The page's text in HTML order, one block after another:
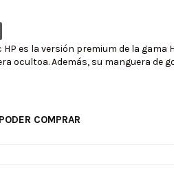
es la versión premium de la gama
ocultoa. Además, su manguera de
COMPRAR